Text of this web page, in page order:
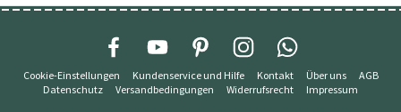
Cookie-Einstellungen Kundenservice und Hilfe Kontakt Über uns
AGB
Datenschutz
Versandbedingungen Widerrufsrecht Impressum